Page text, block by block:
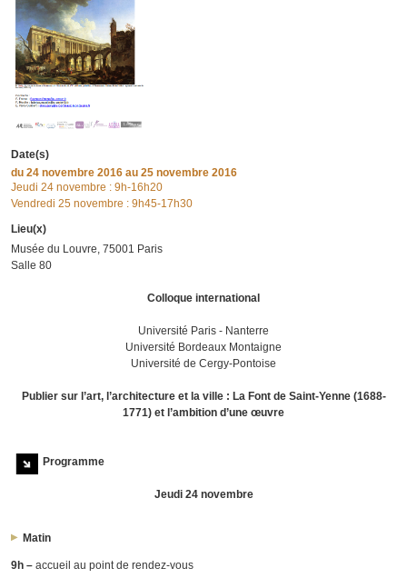
Date(s)
du 24 novembre 2016 au 25 novembre 2016
Jeudi 24 novembre : 9h-16h20
Vendredi 25 novembre : 9h45-17h30
Lieu(x)
Musée du Louvre, 75001 Paris
Salle 80
Colloque international
Université Paris - Nanterre
Université Bordeaux Montaigne
Université de Cergy-Pontoise
Publier sur l’art, l’architecture et la ville : La Font de Saint-Yenne (1688-
1771) et l’ambition d’une œuvre
Programme
Jeudi 24 novembre
Matin
9h – accueil au point de rendez-vous